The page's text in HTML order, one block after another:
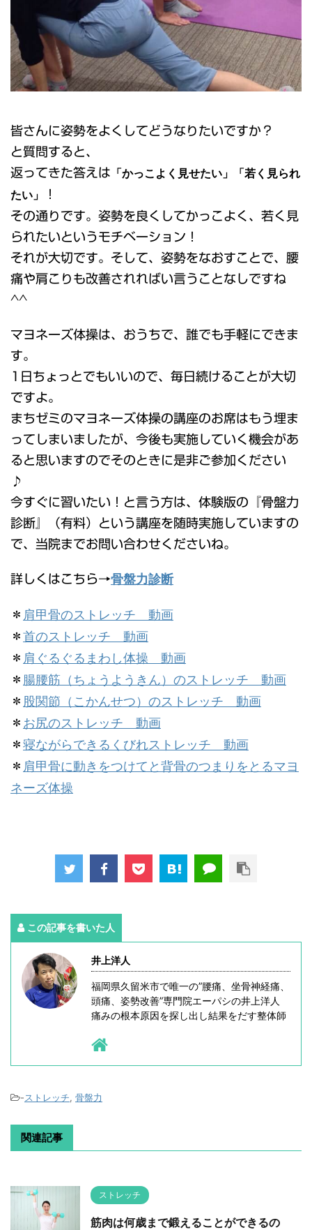
皆さんに姿勢をよくしてどうなりたいですか？
と質問すると、
返ってきた答えは 「かっこよく見せたい」「若く見られ
たい」
！
その通りです。姿勢を良くしてかっこよく、若く見
られたいというモチベーション！
それが大切です。そして、姿勢をなおすことで、腰
痛や肩こりも改善されればい言うことなしですね
^^
マヨネーズ体操は、おうちで、誰でも手軽にできま
す。
1日ちょっとでもいいので、毎日続けることが大切
ですよ。
まちゼミのマヨネーズ体操の講座のお席はもう埋ま
ってしまいましたが、今後も実施していく機会があ
ると思いますのでそのときに是非ご参加ください
♪
今すぐに習いたい！と言う方は、体験版の『骨盤力
診断』（有料）という講座を随時実施していますの
で、当院までお問い合わせくださいね。
詳しくはこちら→骨盤力診断
＊ 肩甲骨のストレッチ 動画
＊ 首のストレッチ 動画
＊ 肩ぐるぐるまわし体操 動画
＊ 腸腰筋（ちょうようきん）のストレッチ 動画
＊ 股関節（こかんせつ）のストレッチ 動画
＊ お尻のストレッチ 動画
＊ 寝ながらできるくびれストレッチ 動画
＊ 肩甲骨に動きをつけてと背骨のつまりをとるマヨ
ネーズ体操
この記事を書いた人
井上洋人
福岡県久留米市で唯一の”腰痛、坐骨神経痛、
頭痛、姿勢改善”専門院エーパシの井上洋人
痛みの根本原因を探し出し結果をだす整体師
-ストレッチ, 骨盤力
関連記事
ストレッチ
筋肉は何歳まで鍛えることができるの